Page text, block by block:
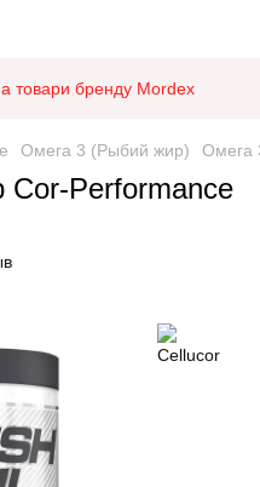
товари бренду Mordex
Омега 3 (Рыбий жир) Омега
Performance